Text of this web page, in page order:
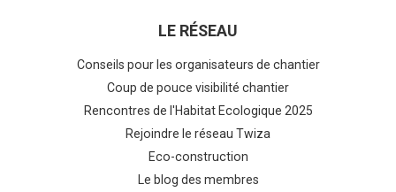
LE RÉSEAU
Conseils pour les organisateurs de chantier
Coup de pouce visibilité chantier
Rencontres de l'Habitat Ecologique 2025
Rejoindre le réseau Twiza
Eco-construction
Le blog des membres